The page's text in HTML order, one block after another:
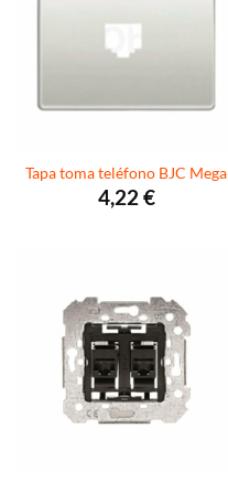
Tapa toma teléfono BJC Mega
4,22 €